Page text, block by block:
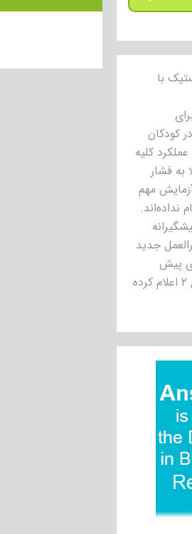
با
کودکان
کلیه
به فشار
مهم
نداده‌اند.
جدید
پیش
دیابت و دیابت نوع ۲ اعلام کرده